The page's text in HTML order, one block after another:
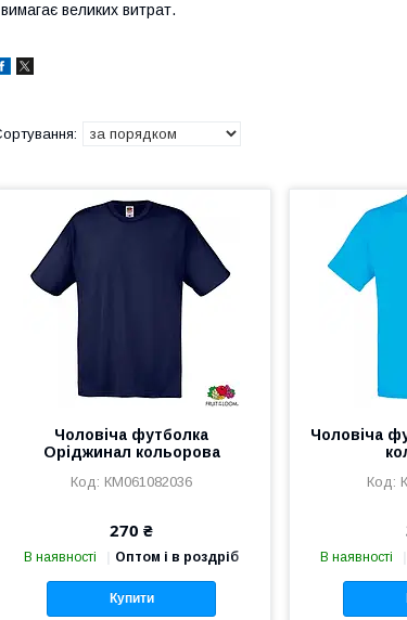
вимагає великих витрат.
Чоловіча футболка
Оріджинал кольорова
КМ061082036
270 ₴
В наявності Оптом і в роздріб
Купити
Чоловіча
В наявності